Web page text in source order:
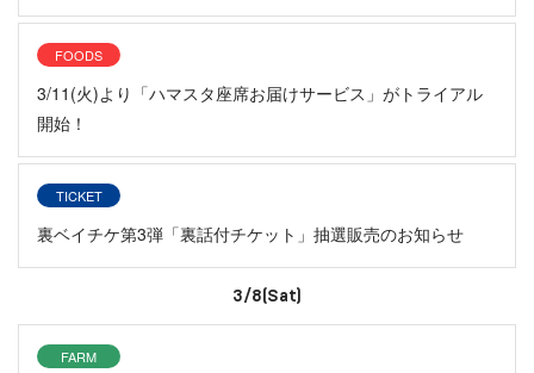
FOODS
3/11(火)より「ハマスタ座席お届けサービス」がトライアル
開始！
TICKET
裏ベイチケ第3弾「裏話付チケット」抽選販売のお知らせ
3/8(Sat)
FARM